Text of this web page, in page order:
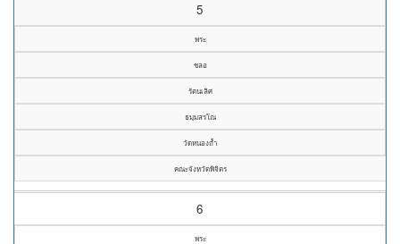
5
พระ
ชลอ
รัตนเลิศ
ธมฺมสรโณ
วัดหนองถ้ำ
คณะจังหวัดพิจิตร
6
พระ